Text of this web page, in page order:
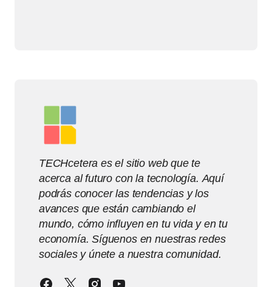
TECHcetera es el sitio web que te
acerca al futuro con la tecnología. Aquí
podrás conocer las tendencias y los
avances que están cambiando el
mundo, cómo influyen en tu vida y en tu
economía. Síguenos en nuestras redes
sociales y únete a nuestra comunidad.